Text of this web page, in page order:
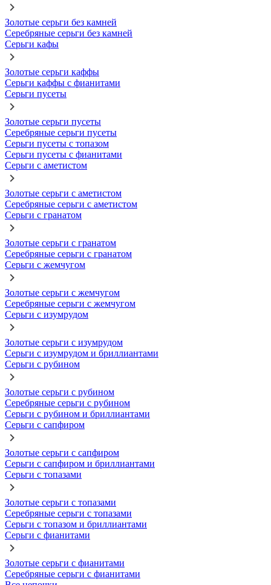
Золотые серьги без камней
Серебряные серьги без камней
Серьги кафы
Золотые серьги каффы
Серьги каффы с фианитами
Серьги пусеты
Золотые серьги пусеты
Серебряные серьги пусеты
Серьги пусеты с топазом
Серьги пусеты с фианитами
Серьги с аметистом
Золотые серьги с аметистом
Серебряные серьги с аметистом
Серьги с гранатом
Золотые серьги с гранатом
Серебряные серьги с гранатом
Серьги с жемчугом
Золотые серьги с жемчугом
Серебряные серьги с жемчугом
Серьги с изумрудом
Золотые серьги с изумрудом
Серьги с изумрудом и бриллиантами
Серьги с рубином
Золотые серьги с рубином
Серебряные серьги с рубином
Серьги с рубином и бриллиантами
Серьги с сапфиром
Золотые серьги с сапфиром
Серьги с сапфиром и бриллиантами
Серьги с топазами
Золотые серьги с топазами
Серебряные серьги с топазами
Серьги с топазом и бриллиантами
Серьги с фианитами
Золотые серьги с фианитами
Серебряные серьги с фианитами